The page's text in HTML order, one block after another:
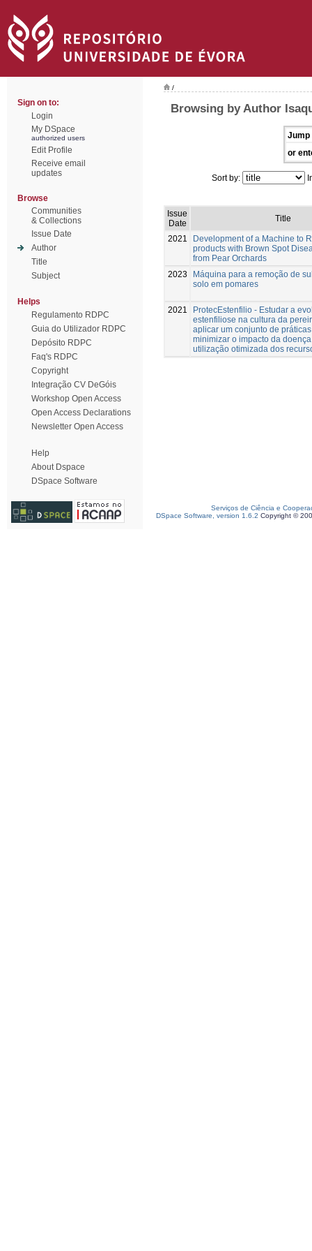
Sign on to:
Login
My DSpace
authorized users
Edit Profile
Receive email
updates
Browse
Communities
& Collections
Issue Date
Author
Title
Subject
Helps
Regulamento RDPC
Guia do Utilizador RDPC
Depósito RDPC
Faq's RDPC
Copyright
Integração CV DeGóis
Workshop Open Access
Open Access Declarations
Newsletter Open Access
Help
About Dspace
DSpace Software
/
Browsing by Author
Jump
or
Sort by:
Issue
Date
Title
2021
Development of a Machine to
products with Brown Spot
from Pear Orchards
2023
Máquina para a remoção de
solo em pomares
2021
ProtecEstenfilio - Estudar a
estenfiliose na cultura da
aplicar um conjunto de
minimizar o impacto da
utilização otimizada dos
Serviços de Ciência e
DSpace Software, version 1.6.2 Copyright ©